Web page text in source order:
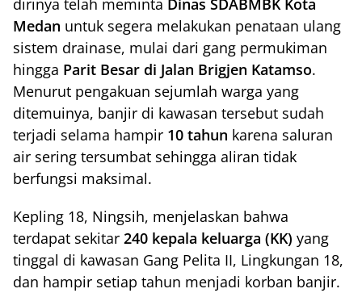
dirinya telah meminta Dinas SDABMBK Kota
Medan untuk segera melakukan penataan ulang
sistem drainase, mulai dari gang permukiman
hingga Parit Besar di Jalan Brigjen Katamso.
Menurut pengakuan sejumlah warga yang
ditemuinya, banjir di kawasan tersebut sudah
terjadi selama hampir 10 tahun karena saluran
air sering tersumbat sehingga aliran tidak
berfungsi maksimal.
Kepling 18, Ningsih, menjelaskan bahwa
terdapat sekitar 240 kepala keluarga (KK) yang
tinggal di kawasan Gang Pelita II, Lingkungan 18,
dan hampir setiap tahun menjadi korban banjir.